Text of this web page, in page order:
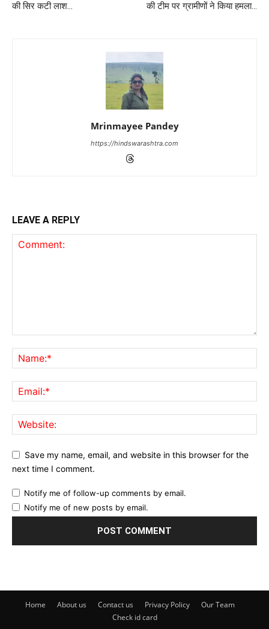
की सिर कटी लाश…
की टीम पर ग्रामीणों ने किया हमला…
Mrinmayee Pandey
https://hindswarashtra.com
LEAVE A REPLY
Save my name, email, and website in this browser for the
next time I comment.
Notify me of follow-up comments by email.
Notify me of new posts by email.
Home About us Contact us Privacy Policy
Our Team
Check id card